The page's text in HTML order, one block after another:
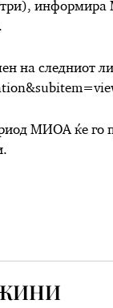
информира
на следниот
МИОА ќе го